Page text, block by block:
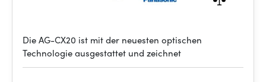
Die AG-CX20 ist mit der neuesten optischen
Technologie ausgestattet und zeichnet